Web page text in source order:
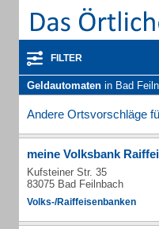
FILTER
Geldautomaten in Bad
Andere Ortsvorschläge
meine Volksbank
Kufsteiner Str. 35
83075 Bad Feilnbach
Volks-/Raiffeisenbanken